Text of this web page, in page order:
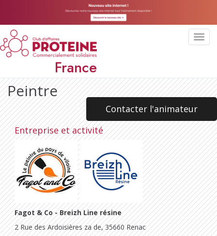
France
Peintre
Contacter l'animateur
Entreprise et activité
Fagot & Co - Breizh Line résine
2 Rue des Ardoisières za de, 35660 Renac